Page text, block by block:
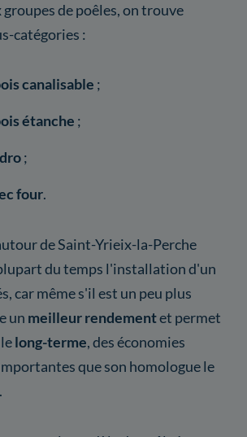
groupes de poêles, on trouve
catégories :
canalisable ;
étanche ;
;
four.
de Saint-Yrieix-la-Perche
du temps l'installation d'un
car même s'il est un peu plus
un meilleur rendementet permet
long-terme, des économies
que son homologue le